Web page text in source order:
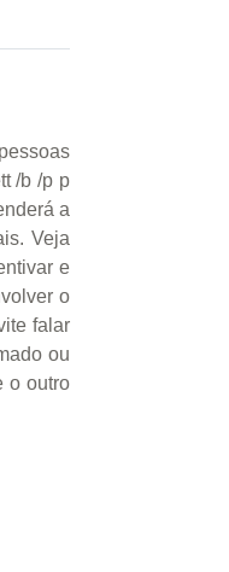
/b /p p
a
Veja
e
o
falar
ou
o outro